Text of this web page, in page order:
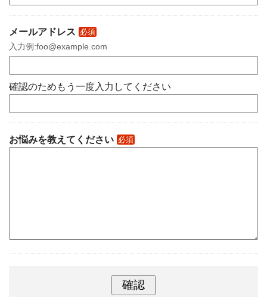
メールアドレス 必須
入力例:foo@example.com
確認のためもう一度入力してください
お悩みを教えてください 必須